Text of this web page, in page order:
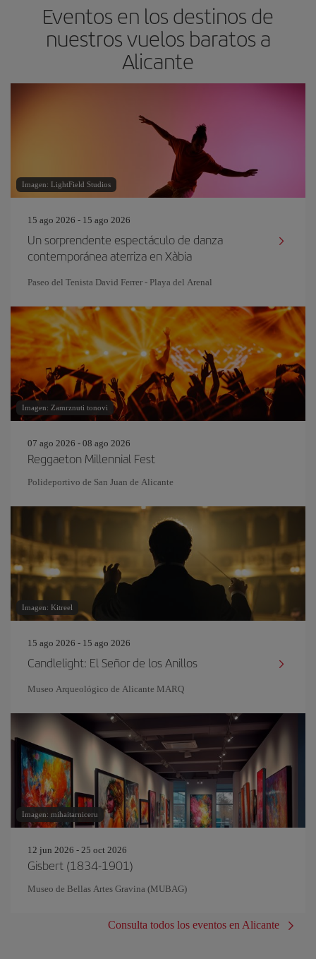
Eventos en los destinos de
nuestros vuelos baratos a
Alicante
Imagen: LightField Studios
15 ago 2026 - 15 ago 2026
Un sorprendente espectáculo de danza
contemporánea aterriza en Xàbia
Paseo del Tenista David Ferrer - Playa del Arenal
Imagen: Zamrznuti tonovi
07 ago 2026 - 08 ago 2026
Reggaeton Millennial Fest
Polideportivo de San Juan de Alicante
Imagen: Kitreel
15 ago 2026 - 15 ago 2026
Candlelight: El Señor de los Anillos
Museo Arqueológico de Alicante MARQ
Imagen: mihaitarniceru
12 jun 2026 - 25 oct 2026
Gisbert (1834-1901)
Museo de Bellas Artes Gravina (MUBAG)
Consulta todos los eventos en Alicante